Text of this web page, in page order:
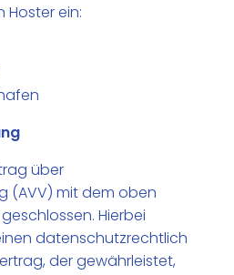
Hoster ein:
über
(AVV) mit dem oben
Hierbei
datenschutzrechtlich
der gewährleistet,